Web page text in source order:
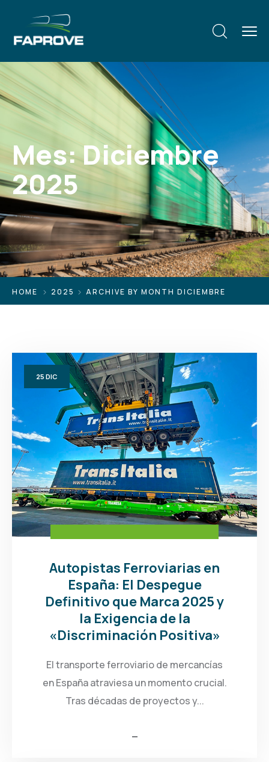
Mes:Diciembre
2025
HOME 2025 ARCHIVE BY MONTH DICIEMBRE
25 DIC
Autopistas Ferroviarias en
España: El Despegue
Definitivo que Marca 2025 y
la Exigencia de la
«Discriminación Positiva»
El transporte ferroviario de mercancías
en España atraviesa un momento crucial.
Tras décadas de proyectos y...